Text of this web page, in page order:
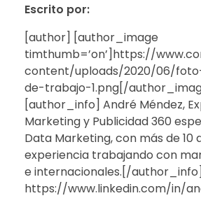
Escrito por:
[author] [author_image
timthumb=’on’]https://
content/uploads/2020/06/
de-trabajo-1.png[/
[author_info] André Méndez,
Marketing y Publicidad 360
Data Marketing, con más de 10
experiencia trabajando con
e internacionales.[/
https://www.linkedin.com/in/